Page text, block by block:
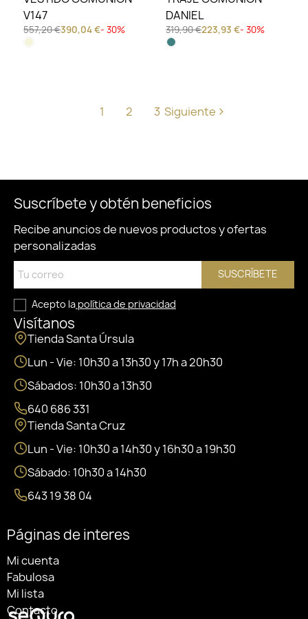
V147
557,20 €390,04 €- 30%
DANIEL
319,90 €223,93 €- 30%
1 2 3 Siguiente
Suscríbete y obtén beneficios
Recibe anuncios de nuevos productos y ofertas
personalizadas
SUSCRÍBETE
Acepto la política de privacidad
Visítanos
Tienda Santa Úrsula
Lun - Vie: 10h30 a 13h30 y 17h a 20h30
Sábados: 10h30 a 13h30
640 686 331
Tienda Santa Cruz
Lun - Vie: 10h30 a 14h30 y 16h30 a 19h30
Sábado: 10h30 a 14h30
643 19 38 04
Páginas de interes
Mi cuenta
Fabulosa
Mi lista
Contacto